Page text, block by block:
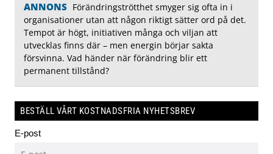
ANNONS Förändringströtthet smyger sig ofta in i
organisationer utan att någon riktigt sätter ord på det.
Tempot är högt, initiativen många och viljan att
utvecklas finns där – men energin börjar sakta
försvinna. Vad händer när förändring blir ett
permanent tillstånd?
BESTÄLL VÅRT KOSTNADSFRIA NYHETSBREV
E-post